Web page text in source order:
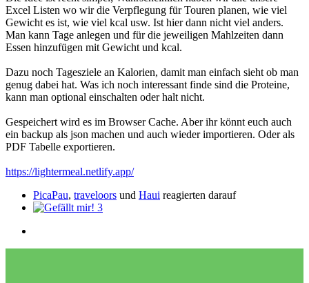
Excel Listen wo wir die Verpflegung für Touren planen, wie viel
Gewicht es ist, wie viel kcal usw. Ist hier dann nicht viel anders.
Man kann Tage anlegen und für die jeweiligen Mahlzeiten dann
Essen hinzufügen mit Gewicht und kcal.
Dazu noch Tagesziele an Kalorien, damit man einfach sieht ob man
genug dabei hat. Was ich noch interessant finde sind die Proteine,
kann man optional einschalten oder halt nicht.
Gespeichert wird es im Browser Cache. Aber ihr könnt euch auch
ein backup als json machen und auch wieder importieren. Oder als
PDF Tabelle exportieren.
https://lightermeal.netlify.app/
PicaPau, traveloors und Haui reagierten darauf
3